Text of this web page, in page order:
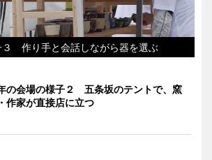
３ 作り手と会話しながら器を選ぶ
の会場の様子２ 五条坂のテントで、窯
作家が直接店に立つ